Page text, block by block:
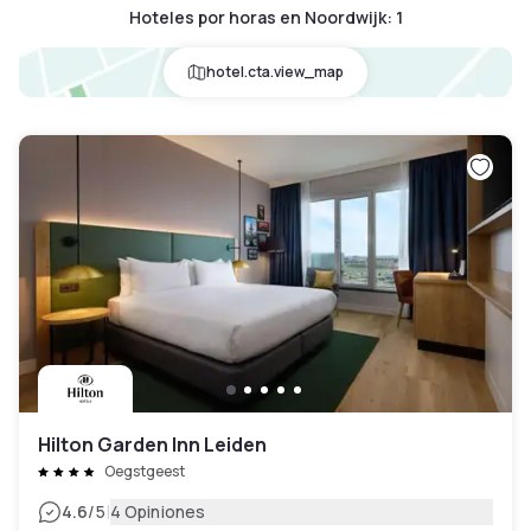
Hoteles por horas en Noordwijk: 1
hotel.cta.view_map
Hilton Garden Inn Leiden
Oegstgeest
4.6/5|4 Opiniones